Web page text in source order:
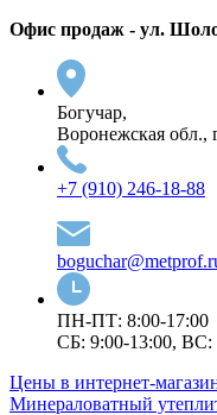
Офис продаж - ул.
Богучар,
Воронежская обл.,
+7 (910) 246-18-88
ПН-ПТ: 8:00-17:00
СБ: 9:00-13:00, ВС:
Цены в интернет-
Минераловатный